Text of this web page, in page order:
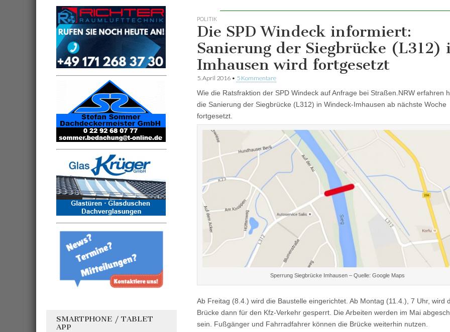
POLITIK
Die SPD Windeck informiert‎:
Sanierung der Siegbrücke (L312)
Imhausen wird fortgesetzt
5. April 2016 • 5 Kommentare
Wie die Ratsfraktion der SPD Windeck auf Anfrage bei Straßen.NRW erfahren
die Sanierung der Siegbrücke (L312) in Windeck-Imhausen ab nächste Woche
fortgesetzt.
Sperrung Siegbrücke Imhausen – Quelle: Google Maps
Ab Freitag (8.4.) wird die Baustelle eingerichtet. Ab Montag (11.4.), 7 Uhr, wird
Brücke dann für den Kfz-Verkehr gesperrt. Die Arbeiten werden im Mai
sein. Fußgänger und Fahrradfahrer können die Brücke weiterhin nutzen.
SMARTPHONE / TABLET
APP